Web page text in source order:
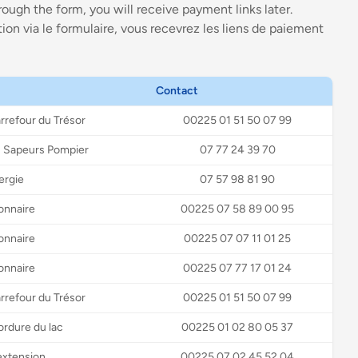
the form, you will receive payment links later.
via le formulaire, vous recevrez les liens de paiement
Contact
du Trésor 00225 01 51 50 07 99
Pompier 07 77 24 39 70
07 57 98 81 90
00225 07 58 89 00 95
00225 07 07 11 01 25
00225 07 77 17 01 24
du Trésor 00225 01 51 50 07 99
du lac 00225 01 02 80 05 37